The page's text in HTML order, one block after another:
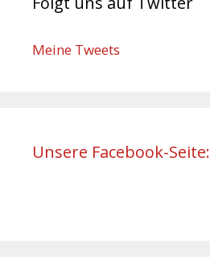
Meine Tweets
Unsere Facebook-Seite: